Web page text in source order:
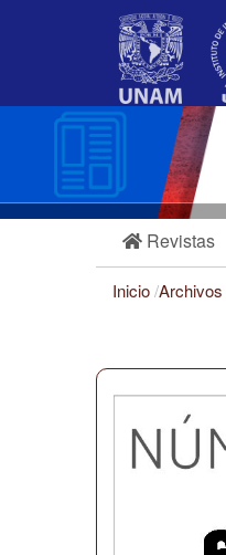
Barra
Revistas
Inicio/Archivos